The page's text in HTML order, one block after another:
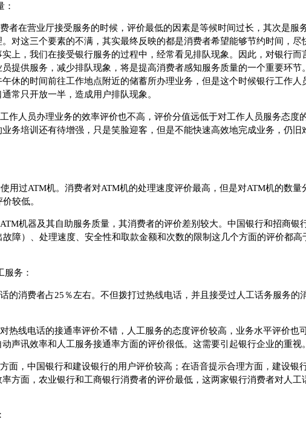
：
者在营业厅接受服务的时候，评价最低的因素是等候时间过长，其次是服
对这三个要素的不满，其实最终反映的都是消费者希望能够节约时间，尽
上，我们在接受银行服务的过程中，经常看见排队现象。因此，对银行而
提供服务，减少排队现象，将是提高消费者感知服务质量的一个重要环节
休的时间前往工作地点附近的储蓄所办理业务，但是这个时候银行工作人
常只开放一半，造成用户排队现象。
作人员办理业务的效率评价也不高，评价分值远低于对工作人员服务态度
务培训还有待增强，只是笑脸迎客，但是不能快速高效地完成业务，仍旧
用过ATM机。消费者对ATM机的处理速度评价最高，但是对ATM机的数量
较低。
机器及其自助服务质量，其消费者的评价差别较大。中国银行和招商银
故障）、处理速度、安全性和取款金额和次数的限制这几个方面的评价都高
服务：
的消费者占25％左右。不但拨打过热线电话，并且接受过人工话务服务的
热线电话的接通率评价不错，人工服务的态度评价较高，业务水平评价也
声讯效率和人工服务接通率方面的评价很低。这需要引起银行企业的重视。
面，中国银行和建设银行的用户评价较高；在语音提示合理方面，建设银
方面，农业银行和工商银行消费者的评价最低，这两家银行消费者对人工